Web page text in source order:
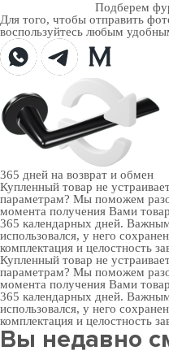
Подберем
Для того, чтобы отправить
воспользуйтесь любым
365 дней на возврат и обмен
Купленный товар не
параметрам? Мы поможем
момента получения Вами
365 календарных дней.
использовался, у него
комплектация и целостность
Купленный товар не
параметрам? Мы поможем
момента получения Вами
365 календарных дней.
использовался, у него
комплектация и целостность
Вы недавно